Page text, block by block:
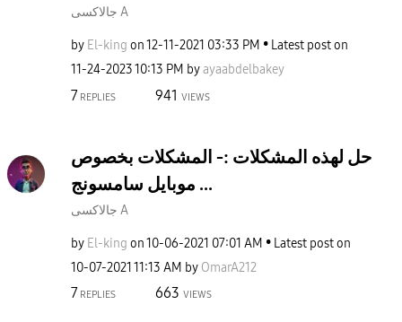
جالاكسى A
by El-king on‎12-11-2021 03:33 PM
Latest post on
‎11-24-202310:13 PM byayaabdelbakey
7 REPLIES 941 VIEWS
حل لهذه المشكلات :- المشكلات بخصوص
موبايل سامسونج ...
جالاكسى A
by El-king on‎10-06-2021 07:01 AM
Latest post on
‎10-07-2021 11:13 AM by OmarA212
7 REPLIES 663 VIEWS